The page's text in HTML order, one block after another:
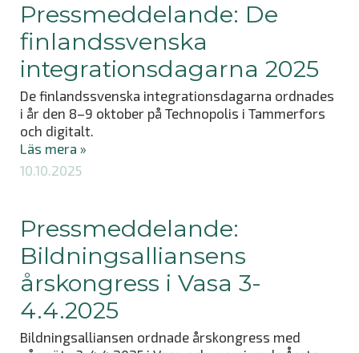
Pressmeddelande: De
finlandssvenska
integrationsdagarna 2025
De finlandssvenska integrationsdagarna ordnades
i år den 8–9 oktober på Technopolis i Tammerfors
och digitalt.
Läs mera »
10.10.2025
Pressmeddelande:
Bildningsalliansens
årskongress i Vasa 3-
4.4.2025
Bildningsalliansen ordnade årskongress med